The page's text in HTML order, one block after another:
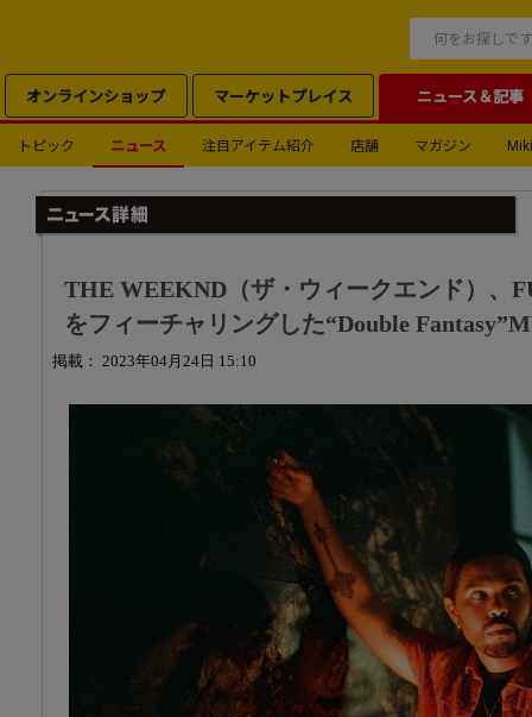
オンラインショップ マーケットプレイス ニュース＆記事
トピック ニュース 注目アイテム紹介 店舗 マガジン
THE WEEKND（ザ・ウィークエンド）、
をフィーチャリングした“Double
掲載： 2023年04月24日 15:10